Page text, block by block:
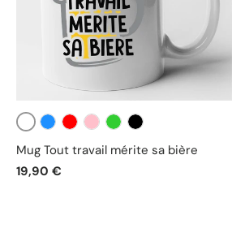
Blanc
Mug Tout travail mérite sa bière
19,90 €